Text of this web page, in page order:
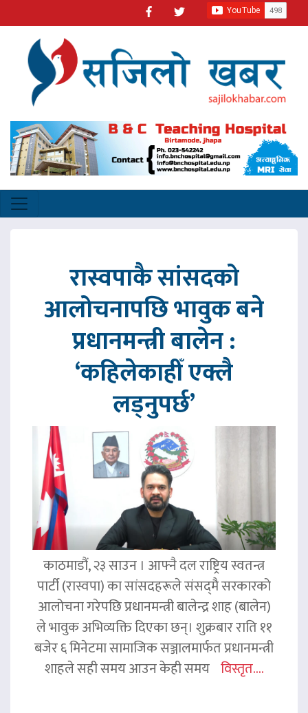
रास्वपाकै सांसदको
आलोचनापछि भावुक बने
प्रधानमन्त्री बालेन :
‘कहिलेकाहीँ एक्लै
लड्नुपर्छ’
काठमाडौं, २३ साउन । आफ्नै दल राष्ट्रिय स्वतन्त्र
पार्टी (रास्वपा) का सांसदहरूले संसद्‌मै सरकारको
आलोचना गरेपछि प्रधानमन्त्री बालेन्द्र शाह (बालेन)
ले भावुक अभिव्यक्ति दिएका छन्। शुक्रबार राति ११
बजेर ६ मिनेटमा सामाजिक सञ्जालमार्फत प्रधानमन्त्री
शाहले सही समय आउन केही समय विस्तृत....